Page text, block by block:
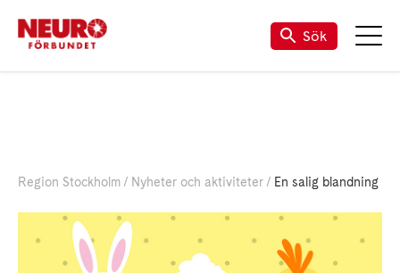
Sök
Region Stockholm Nyheter och aktiviteter En salig blandning